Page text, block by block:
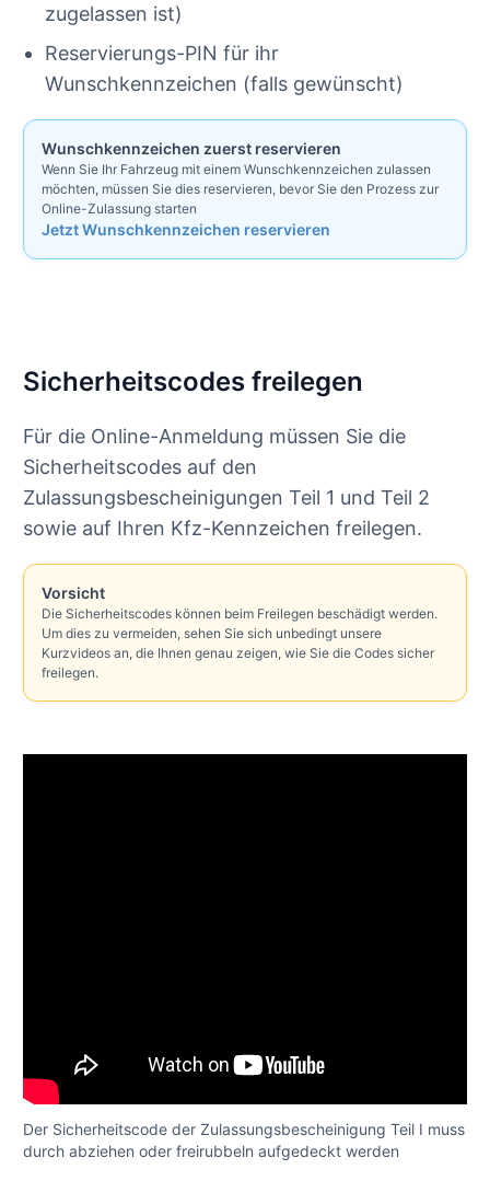
zugelassen ist)
Reservierungs-PIN für ihr
Wunschkennzeichen (falls gewünscht)
Wunschkennzeichen zuerst reservieren
Wenn Sie Ihr Fahrzeug mit einem Wunschkennzeichen zulassen
möchten, müssen Sie dies reservieren, bevor Sie den Prozess zur
Online-Zulassung starten
Jetzt Wunschkennzeichen reservieren
Sicherheitscodes freilegen
Für die Online-Anmeldung müssen Sie die
Sicherheitscodes auf den
Zulassungsbescheinigungen Teil 1 und Teil 2
sowie auf Ihren Kfz-Kennzeichen freilegen.
Vorsicht
Die Sicherheitscodes können beim Freilegen beschädigt werden.
Um dies zu vermeiden, sehen Sie sich unbedingt unsere
Kurzvideos an, die Ihnen genau zeigen, wie Sie die Codes sicher
freilegen.
Der Sicherheitscode der Zulassungsbescheinigung Teil I muss
durch abziehen oder freirubbeln aufgedeckt werden